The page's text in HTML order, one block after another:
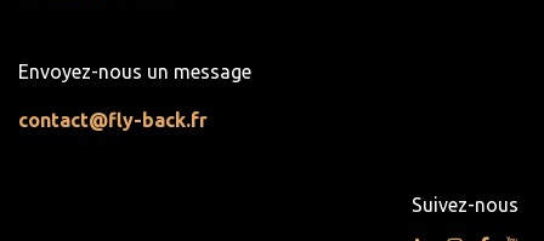
Envoyez-nous un message
contact@fly-back.fr
Suivez-nous